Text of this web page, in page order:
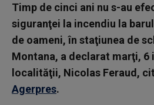
Timp de cinci ani nu s-au
siguranţei la incendiu la
de oameni, în staţiunea de
Montana, a declarat marţi, 6
localităţii, Nicolas Feraud,
Agerpres.